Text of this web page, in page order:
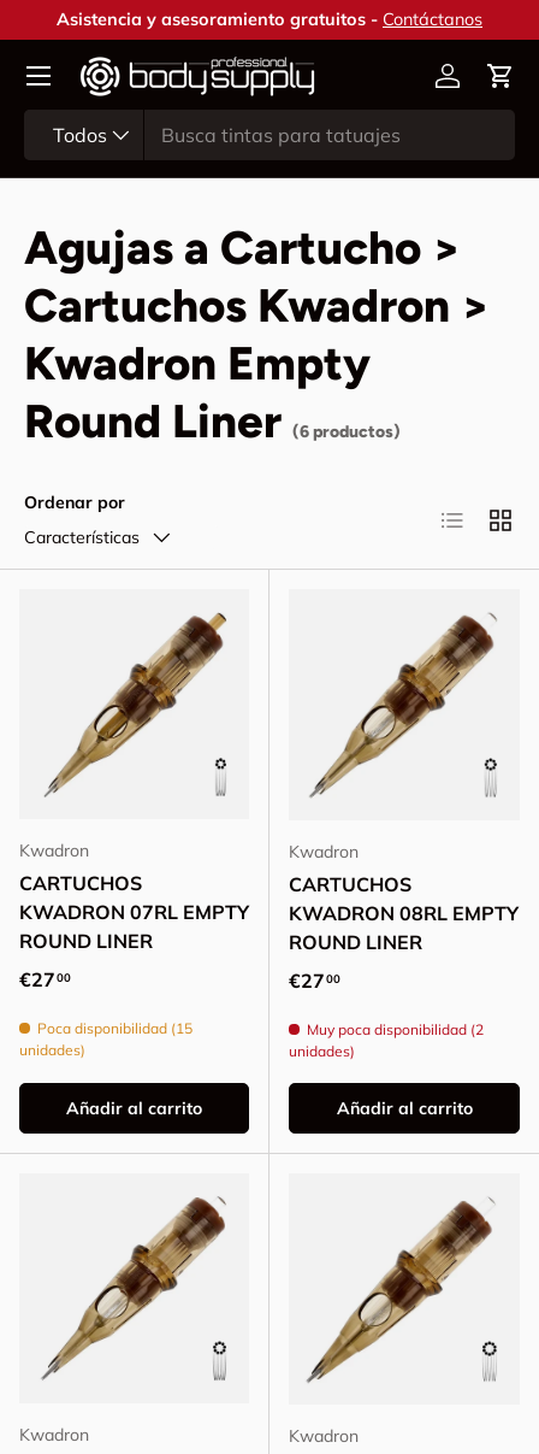
Ir al contenido
Asistencia y asesoramiento gratuitos - Contáctanos
Todos
Cuenta
Agujas a Cartucho >
Cartuchos Kwadron >
Kwadron Empty
Round Liner (6 productos)
Ordenar por
Características
Lista
Kwadron
CARTUCHOS
KWADRON 07RL EMPTY
ROUND LINER
Precio normal
€2700
Poca disponibilidad (15
unidades)
Añadir al carrito
Kwadron
CARTUCHOS
KWADRON 08RL EMPTY
ROUND LINER
Precio normal
€2700
Muy poca disponibilidad (2
unidades)
Añadir al carrito
Kwadron Kwadron